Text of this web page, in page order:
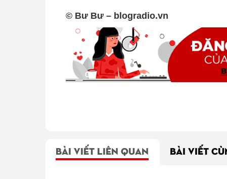
© Bư Bư – blogradio.vn
BÀI VIẾT LIÊN QUAN BÀI VIẾT